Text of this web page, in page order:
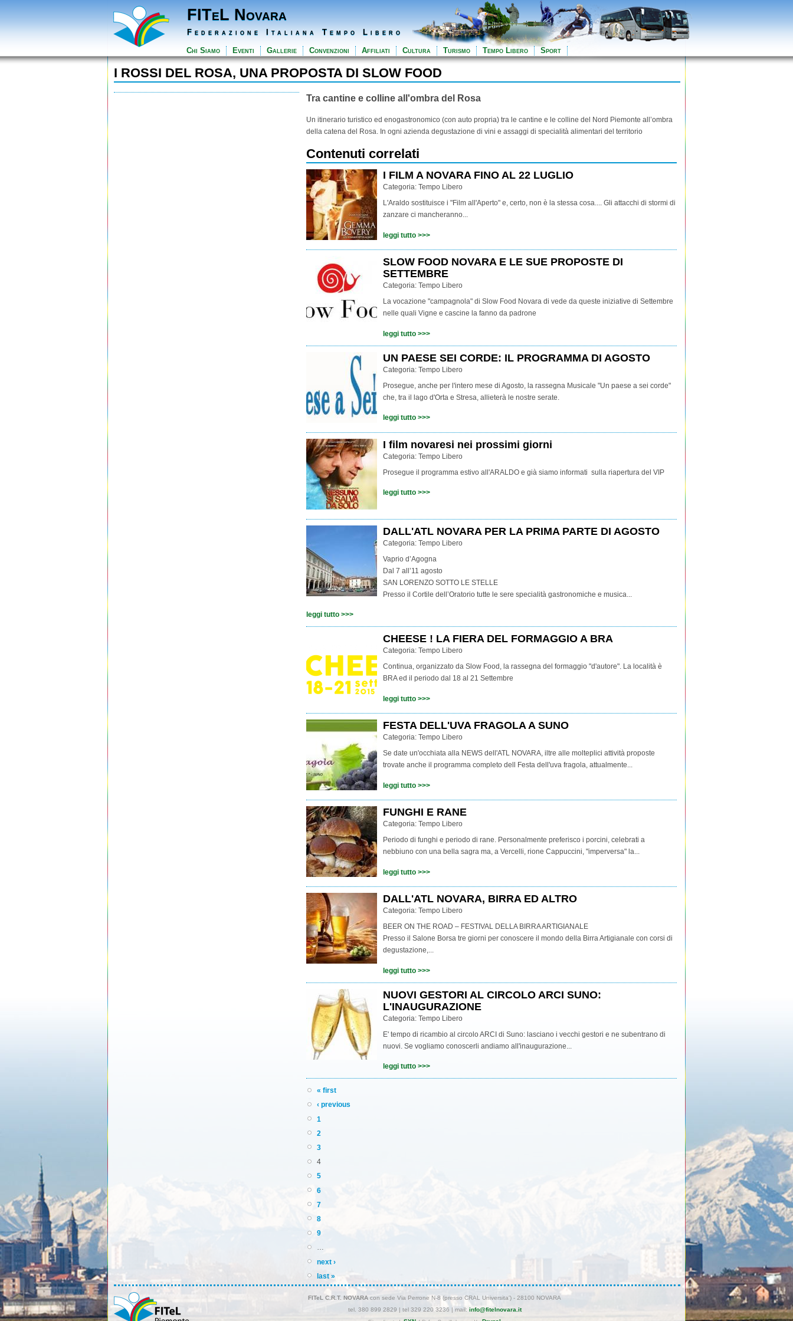
FITeL Novara
Federazione Italiana Tempo Libero
Chi Siamo Eventi Gallerie Convenzioni Affiliati Cultura Turismo Tempo Libero Sport
I ROSSI DEL ROSA, UNA PROPOSTA DI SLOW FOOD
Tra cantine e colline all'ombra del Rosa
Un itinerario turistico ed enogastronomico (con auto propria) tra le cantine e le colline del Nord Piemonte all’ombra
della catena del Rosa. In ogni azienda degustazione di vini e assaggi di specialità alimentari del territorio
Contenuti correlati
I FILM A NOVARA FINO AL 22 LUGLIO
Categoria: Tempo Libero
L'Araldo sostituisce i "Film all'Aperto" e, certo, non è la stessa cosa.... Gli attacchi di stormi di
zanzare ci mancheranno...
leggi tutto >>>
SLOW FOOD NOVARA E LE SUE PROPOSTE DI
SETTEMBRE
Categoria: Tempo Libero
La vocazione "campagnola" di Slow Food Novara di vede da queste iniziative di Settembre
nelle quali Vigne e cascine la fanno da padrone
leggi tutto >>>
UN PAESE SEI CORDE: IL PROGRAMMA DI AGOSTO
Categoria: Tempo Libero
Prosegue, anche per l'intero mese di Agosto, la rassegna Musicale "Un paese a sei corde"
che, tra il lago d'Orta e Stresa, allieterà le nostre serate.
leggi tutto >>>
I film novaresi nei prossimi giorni
Categoria: Tempo Libero
Prosegue il programma estivo all'ARALDO e già siamo informati sulla riapertura del VIP
leggi tutto >>>
DALL'ATL NOVARA PER LA PRIMA PARTE DI AGOSTO
Categoria: Tempo Libero
Vaprio d’Agogna
Dal 7 all’11 agosto
SAN LORENZO SOTTO LE STELLE
Presso il Cortile dell’Oratorio tutte le sere specialità gastronomiche e musica...
leggi tutto >>>
CHEESE ! LA FIERA DEL FORMAGGIO A BRA
Categoria: Tempo Libero
Continua, organizzato da Slow Food, la rassegna del formaggio "d'autore". La località è
BRA ed il periodo dal 18 al 21 Settembre
leggi tutto >>>
FESTA DELL'UVA FRAGOLA A SUNO
Categoria: Tempo Libero
Se date un'occhiata alla NEWS dell'ATL NOVARA, iltre alle molteplici attività proposte
trovate anche il programma completo dell Festa dell'uva fragola, attualmente...
leggi tutto >>>
FUNGHI E RANE
Categoria: Tempo Libero
Periodo di funghi e periodo di rane. Personalmente preferisco i porcini, celebrati a
nebbiuno con una bella sagra ma, a Vercelli, rione Cappuccini, "imperversa" la...
leggi tutto >>>
DALL'ATL NOVARA, BIRRA ED ALTRO
Categoria: Tempo Libero
BEER ON THE ROAD – FESTIVAL DELLA BIRRA ARTIGIANALE
Presso il Salone Borsa tre giorni per conoscere il mondo della Birra Artigianale con corsi di
degustazione,...
leggi tutto >>>
NUOVI GESTORI AL CIRCOLO ARCI SUNO:
L'INAUGURAZIONE
Categoria: Tempo Libero
E' tempo di ricambio al circolo ARCI di Suno: lasciano i vecchi gestori e ne subentrano di
nuovi. Se vogliamo conoscerli andiamo all'inaugurazione...
leggi tutto >>>
« first
‹ previous
1
2
3
4
5
6
7
8
9
…
next ›
last »
FITeL C.R.T. NOVARA con sede Via Perrone N-8 (presso CRAL Universita') - 28100 NOVARA
tel. 380 899 2829 | tel 329 220 3236 | mail: info@fitelnovara.it